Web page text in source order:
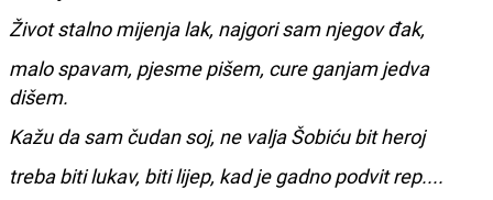
Život stalno mijenja lak, najgori sam njegov đak,
malo spavam, pjesme pišem, cure ganjam jedva
dišem.
Kažu da sam čudan soj, ne valja Šobiću bit heroj
treba biti lukav, biti lijep, kad je gadno podvit rep....